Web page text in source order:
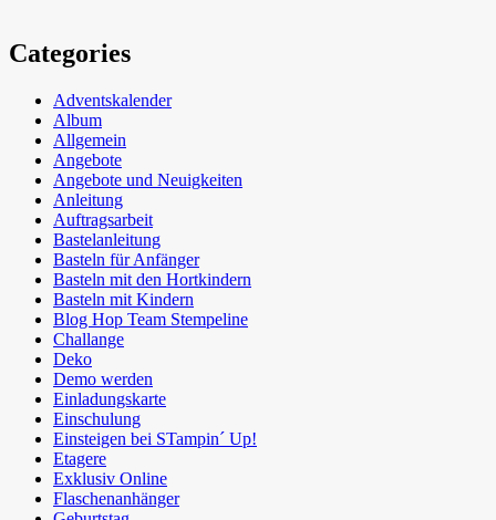
Categories
Adventskalender
Album
Allgemein
Angebote
Angebote und Neuigkeiten
Anleitung
Auftragsarbeit
Bastelanleitung
Basteln für Anfänger
Basteln mit den Hortkindern
Basteln mit Kindern
Blog Hop Team Stempeline
Challange
Deko
Demo werden
Einladungskarte
Einschulung
Einsteigen bei STampin´ Up!
Etagere
Exklusiv Online
Flaschenanhänger